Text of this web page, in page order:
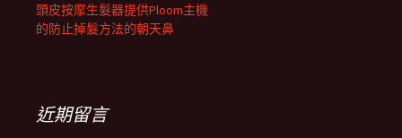
頭皮按摩生髮器提供Ploom主機
的防止掉髮方法的朝天鼻
近期留言